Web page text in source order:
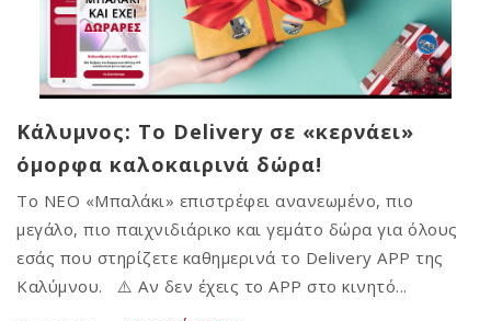
Κάλυμνος: Το Delivery σε «κερνάει»
όμορφα καλοκαιρινά δώρα!
Το ΝΕΟ «Μπαλάκι» επιστρέφει ανανεωμένο, πιο
μεγάλο, πιο παιχνιδιάρικο και γεμάτο δώρα για όλους
εσάς που στηρίζετε καθημερινά το Delivery APP της
Καλύμνου. ⚠️ Αν δεν έχεις το APP στο κινητό...